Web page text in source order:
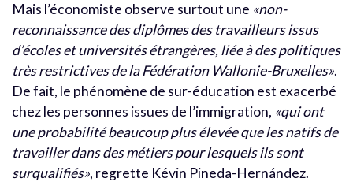
Mais l’économiste observe surtout une «non-
reconnaissance des diplômes des travailleurs issus
d’écoles et universités étrangères, liée à des politiques
très restrictives de la Fédération Wallonie-Bruxelles».
De fait, le phénomène de sur-éducation est exacerbé
chez les personnes issues de l’immigration, «qui ont
une probabilité beaucoup plus élevée que les natifs de
travailler dans des métiers pour lesquels ils sont
surqualifiés», regrette Kévin Pineda-Hernández.